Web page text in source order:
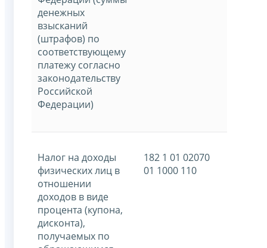
денежных
взысканий
(штрафов) по
соответствующему
платежу согласно
законодательству
Российской
Федерации)
Налог на доходы
физических лиц в
отношении
доходов в виде
процента (купона,
дисконта),
получаемых по
182 1 01 02070
01 1000 110